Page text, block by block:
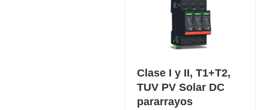
Clase I y II, T1+T2,
TUV PV Solar DC
pararrayos